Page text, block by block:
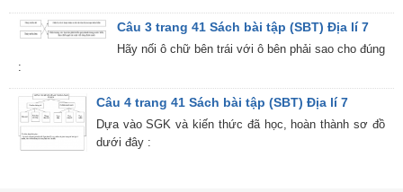
Câu 3 trang 41 Sách bài tập (SBT) Địa lí 7
Hãy nối ô chữ bên trái với ô bên phải sao cho đúng
:
Câu 4 trang 41 Sách bài tập (SBT) Địa lí 7
Dựa vào SGK và kiến thức đã học, hoàn thành sơ đồ
dưới đây :